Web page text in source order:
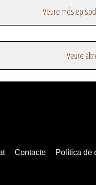
Veure més
Veure
Contacte Política de